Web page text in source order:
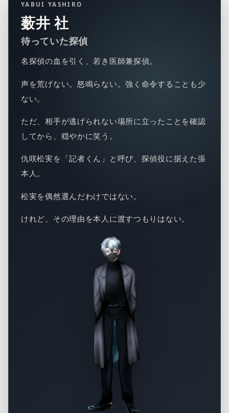
YABUI YASHIRO
薮井 社
待っていた探偵
名探偵の血を引く、若き医師兼探偵。
声を荒げない。怒鳴らない。強く命令することも少
ない。
ただ、相手が逃げられない場所に立ったことを確認
してから、穏やかに笑う。
仇咲松実を「記者くん」と呼び、探偵役に据えた張
本人。
松実を偶然選んだわけではない。
けれど、その理由を本人に渡すつもりはない。